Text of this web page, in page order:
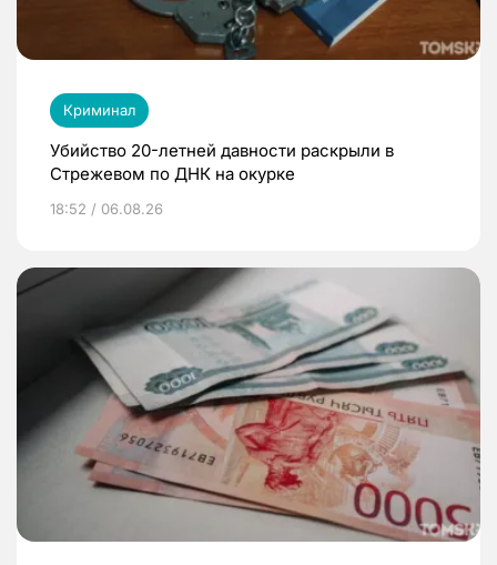
Криминал
Убийство 20-летней давности раскрыли в
Стрежевом по ДНК на окурке
18:52 / 06.08.26